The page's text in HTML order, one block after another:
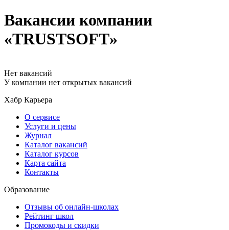
Вакансии компании
«TRUSTSOFT»
Нет вакансий
У компании нет открытых вакансий
Хабр Карьера
О сервисе
Услуги и цены
Журнал
Каталог вакансий
Каталог курсов
Карта сайта
Контакты
Образование
Отзывы об онлайн-школах
Рейтинг школ
Промокоды и скидки